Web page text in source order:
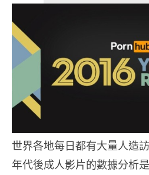
世界各地每日都有大量人造
年代後成人影片的數據分析